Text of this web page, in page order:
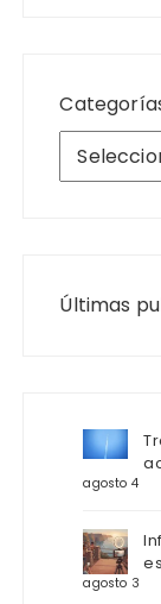
Últimas
agosto 4
agosto 3